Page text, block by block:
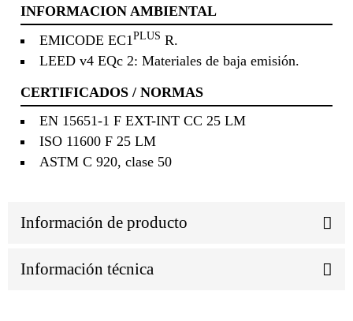
INFORMACION AMBIENTAL
EMICODE EC1PLUS R.
LEED v4 EQc 2: Materiales de baja emisión.
CERTIFICADOS / NORMAS
EN 15651-1 F EXT-INT CC 25 LM
ISO 11600 F 25 LM
ASTM C 920, clase 50
Información de producto
Información técnica